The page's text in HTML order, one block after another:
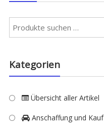
Kategorien
Übersicht aller Artikel
Anschaffung und Kauf